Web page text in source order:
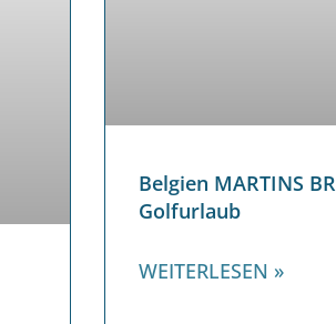
Belgien MARTINS
Golfurlaub
WEITERLESEN »